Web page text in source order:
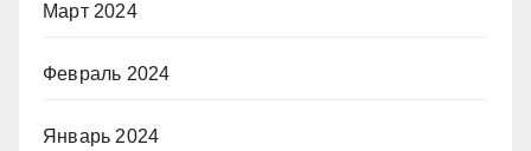
Март 2024
Февраль 2024
Январь 2024